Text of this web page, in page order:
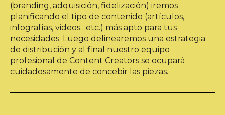
(branding, adquisición, fidelización) iremos
planificando el tipo de contenido (artículos,
infografías, videos…etc.) más apto para tus
necesidades. Luego delinearemos una estrategia
de distribución y al final nuestro equipo
profesional de Content Creators se ocupará
cuidadosamente de concebir las piezas.